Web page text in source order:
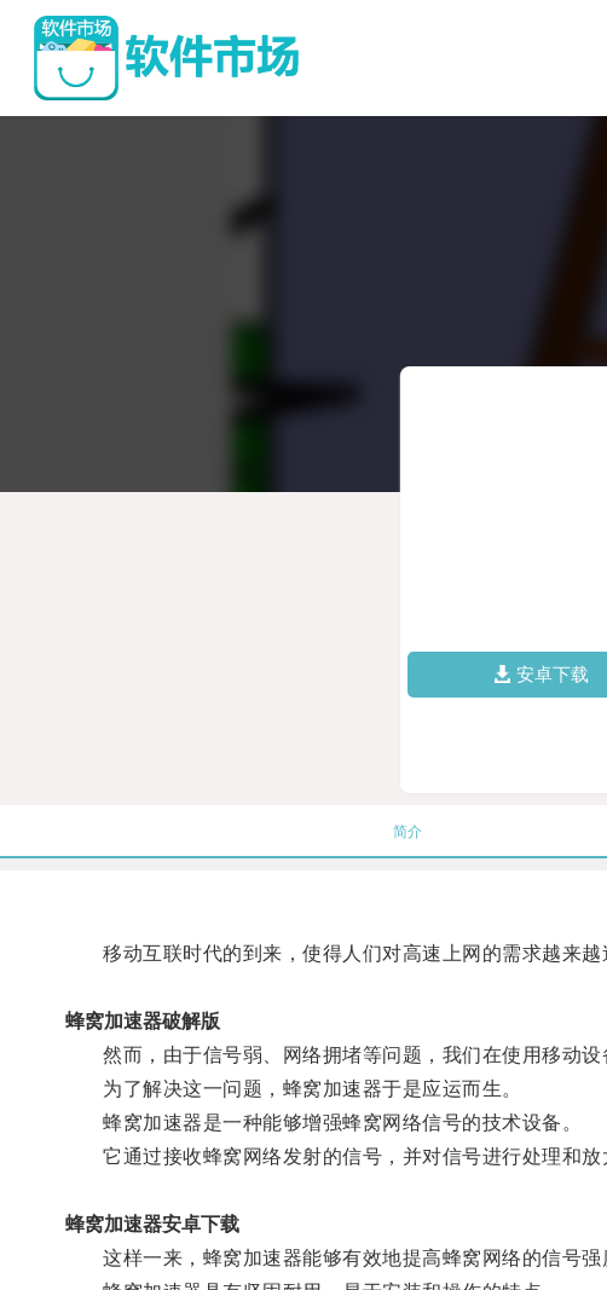
安卓下载
简介
移动互联时代的到来，使得人们对高速上网的需求越来越
蜂窝加速器破解版
然而，由于信号弱、网络拥堵等问题，我们在使用移动设
为了解决这一问题，蜂窝加速器于是应运而生。
蜂窝加速器是一种能够增强蜂窝网络信号的技术设备。
它通过接收蜂窝网络发射的信号，并对信号进行处理和放
蜂窝加速器安卓下载
这样一来，蜂窝加速器能够有效地提高蜂窝网络的信号强